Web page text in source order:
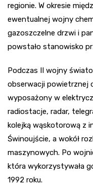
regionie. W okresie
ewentualnej wojny
gazoszczelne drzwi i
powstało stanowisko
Podczas II wojny
obserwacji powietrznej
wyposażony w
radiostacje, radar,
kolejką wąskotorową z
Świnoujście, a wokół
maszynowych. Po
która wykorzystywała
1992 roku.